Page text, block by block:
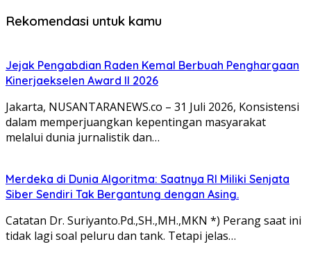
Rekomendasi untuk kamu
Jejak Pengabdian Raden Kemal Berbuah Penghargaan
Kinerjaekselen Award II 2026
Jakarta, NUSANTARANEWS.co – 31 Juli 2026, Konsistensi
dalam memperjuangkan kepentingan masyarakat
melalui dunia jurnalistik dan…
Merdeka di Dunia Algoritma: Saatnya RI Miliki Senjata
Siber Sendiri Tak Bergantung dengan Asing.
Catatan Dr. Suriyanto.Pd.,SH.,MH.,MKN *) Perang saat ini
tidak lagi soal peluru dan tank. Tetapi jelas…